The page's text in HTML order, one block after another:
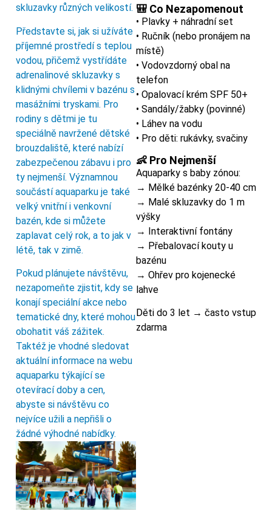
skluzavky různých velikostí.
Představte si, jak si užíváte
příjemné prostředí s teplou
vodou, přičemž vystřídáte
adrenalinové skluzavky s
klidnými chvílemi v bazénu s
masážními tryskami. Pro
rodiny s dětmi je tu
speciálně navržené dětské
brouzdaliště, které nabízí
zabezpečenou zábavu i pro
ty nejmenší. Významnou
součástí aquaparku je také
velký vnitřní i venkovní
bazén, kde si můžete
zaplavat celý rok, a to jak v
létě, tak v zimě.
Pokud plánujete návštěvu,
nezapomeňte zjistit, kdy se
konají speciální akce nebo
tematické dny, které mohou
obohatit váš zážitek.
Taktéž je vhodné sledovat
aktuální informace na webu
aquaparku týkající se
otevírací doby a cen,
abyste si návštěvu co
nejvíce užili a nepřišli o
žádné výhodné nabídky.
🎒 Co Nezapomenout
• Plavky + náhradní set
• Ručník (nebo pronájem na
místě)
• Vodovzdorný obal na
telefon
• Opalovací krém SPF 50+
• Sandály/žabky (povinné)
• Láhev na vodu
• Pro děti: rukávky, svačiny
👶 Pro Nejmenší
Aquaparky s baby zónou:
→ Mělké bazénky 20-40 cm
→ Malé skluzavky do 1 m
výšky
→ Interaktivní fontány
→ Přebalovací kouty u
bazénu
→ Ohřev pro kojenecké
lahve
Děti do 3 let → často vstup
zdarma